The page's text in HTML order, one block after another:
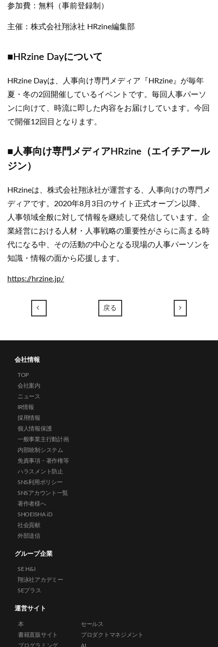
参加費：無料（事前登録制）
主催：株式会社翔泳社 HRzine編集部
■HRzine Dayについて
HRzine Dayは、人事向け専門メディア『HRzine』が毎年
夏・冬の2回開催しているイベントです。毎回人事パーソ
ンに向けて、時流に即した内容をお届けしています。今回
で開催12回目となります。
■人事向け専門メディアHRzine（エイチアール
ジン）
HRzineは、株式会社翔泳社が運営する、人事向けの専門メ
ディアです。2020年8月3日のサイト正式オープン以降、
人事領域全般に対して情報を継続して発信しています。企
業経営における人材・人事戦略の重要性がさらに高まる時
代になる中、その活動の中心となる現場の人事パーソンを
知識・情報の面から応援します。
https://hrzine.jp/
戻る →
会社情報
TOP
会社案内
ニュース
IR情報
採用情報
個人情報保護
一般事業主行動計画
内部統制システム
免責事項・著作権等
ハラスメント防止
SNS利用ポリシー
SNSアカウント一覧
著作者様へ
SHOEISHA iD
社会貢献
外部送信
グループ企業
SE H&I
翔泳社アカデミー
SEプラス
運営サイト
本
書籍直販サイト
プログラミング
セールス
プロダクトマネジメント
AI